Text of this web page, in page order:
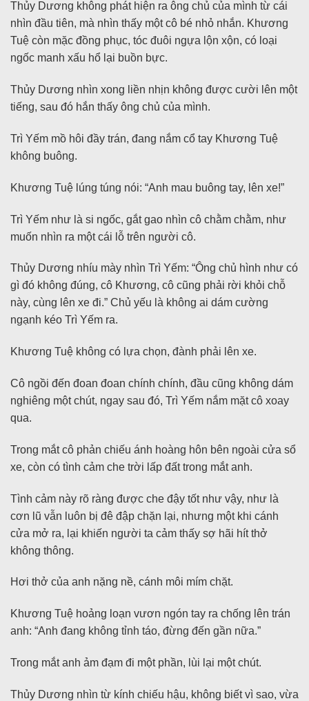
Thủy Dương không phát hiện ra ông chủ của mình từ cái
nhìn đầu tiên, mà nhìn thấy một cô bé nhỏ nhắn. Khương
Tuệ còn mặc đồng phục, tóc đuôi ngựa lộn xộn, có loại
ngốc manh xấu hổ lại buồn bực.
Thủy Dương nhìn xong liền nhịn không được cười lên một
tiếng, sau đó hắn thấy ông chủ của mình.
Trì Yếm mồ hôi đầy trán, đang nắm cổ tay Khương Tuệ
không buông.
Khương Tuệ lúng túng nói: “Anh mau buông tay, lên xe!”
Trì Yếm như là si ngốc, gắt gao nhìn cô chằm chằm, như
muốn nhìn ra một cái lỗ trên người cô.
Thủy Dương nhíu mày nhìn Trì Yếm: “Ông chủ hình như có
gì đó không đúng, cô Khương, cô cũng phải rời khỏi chỗ
này, cùng lên xe đi.” Chủ yếu là không ai dám cường
ngạnh kéo Trì Yếm ra.
Khương Tuệ không có lựa chọn, đành phải lên xe.
Cô ngồi đến đoan đoan chính chính, đầu cũng không dám
nghiêng một chút, ngay sau đó, Trì Yếm nắm mặt cô xoay
qua.
Trong mắt cô phản chiếu ánh hoàng hôn bên ngoài cửa sổ
xe, còn có tình cảm che trời lấp đất trong mắt anh.
Tình cảm này rõ ràng được che đậy tốt như vậy, như là
cơn lũ vẫn luôn bị đê đập chặn lại, nhưng một khi cánh
cửa mở ra, lại khiến người ta cảm thấy sợ hãi hít thở
không thông.
Hơi thở của anh nặng nề, cánh môi mím chặt.
Khương Tuệ hoảng loạn vươn ngón tay ra chống lên trán
anh: “Anh đang không tỉnh táo, đừng đến gần nữa.”
Trong mắt anh ảm đạm đi một phần, lùi lại một chút.
Thủy Dương nhìn từ kính chiếu hậu, không biết vì sao, vừa